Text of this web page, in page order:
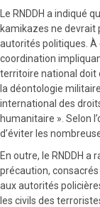
Le RNDDH a indiqué
kamikazes ne devrait
autorités politiques. À
coordination
territoire national doit
la déontologie
international des
humanitaire ». Selon
d’éviter les
En outre, le RNDDH
précaution,
aux autorités
les civils des